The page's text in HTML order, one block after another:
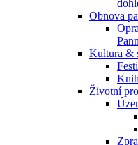
Obnova
Kultura &
Životní